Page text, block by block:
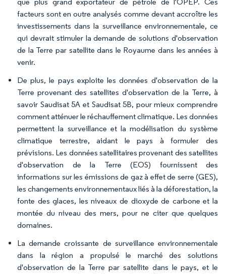
que plus grand exportateur de pétrole de l'OPEP. Ces
facteurs sont en outre analysés comme devant accroître les
investissements dans la surveillance environnementale, ce
qui devrait stimuler la demande de solutions d'observation
de la Terre par satellite dans le Royaume dans les années à
venir.
De plus, le pays exploite les données d'observation de la
Terre provenant des satellites d'observation de la Terre, à
savoir Saudisat 5A et Saudisat 5B, pour mieux comprendre
comment atténuer le réchauffement climatique. Les données
permettent la surveillance et la modélisation du système
climatique terrestre, aidant le pays à formuler des
prévisions. Les données satellitaires provenant des satellites
d'observation de la Terre (EOS) fournissent des
informations sur les émissions de gaz à effet de serre (GES),
les changements environnementaux liés à la déforestation, la
fonte des glaces, les niveaux de dioxyde de carbone et la
montée du niveau des mers, pour ne citer que quelques
domaines.
La demande croissante de surveillance environnementale
dans la région a propulsé le marché des solutions
d'observation de la Terre par satellite dans le pays, et le